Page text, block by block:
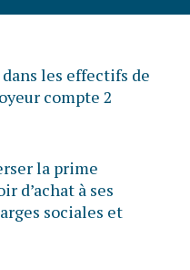
les effectifs de
compte 2
la prime
d’achat à ses
sociales et